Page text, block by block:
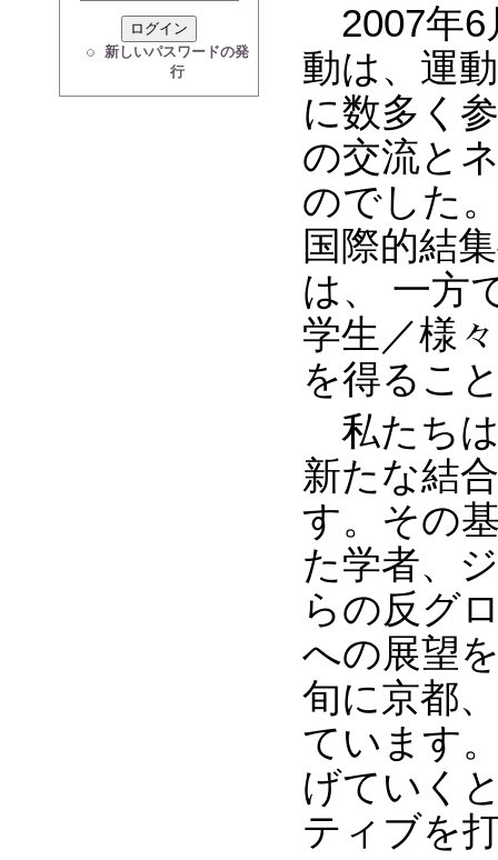
新しいパスワードの発
行
2007年6
動は、運
に数多く
の交流と
のでした
国際的結
は、 一方
学生／様
を得るこ
私たちは
新たな結
す。その
た学者、
らの反グ
への展望
旬に京都
ています
げていく
ティブを